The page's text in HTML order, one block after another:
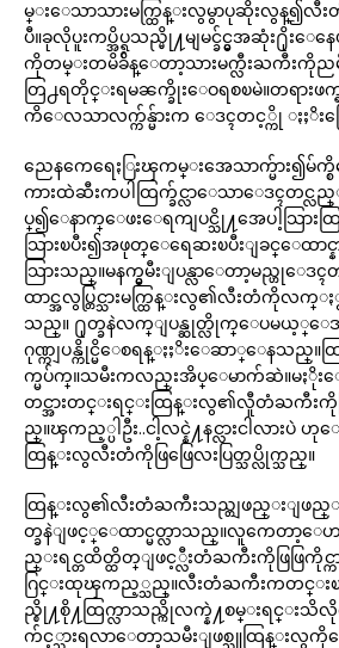
မ္းေသာသားမက္ထြန္းလွမွာပုဆိုးလွန္၍လီ
ပီ။ခုလိုပူးကပ္အိပ္ရသည္မို႔မျမင္ခ်င္မွအဆုံး႐ို
ကိုတမ္းတမိခ်ိန္ေတာ့သားမက္လီးႀကီးကိုည
တြ႕ရတိုင္းရမၼက္ခိုးေဝရစၿမဲ။တရား
ကိေလသာလက္က်န္မ်ားက ေဒၚတင့္ကို ႏႈိး
ညေနကေရေႏြးၾကမ္းအေသာက္မ်ား၍
ကားထဲဆီးကပါထြက္ခ်င္လာေသာေဒၚတင္လ
ပ္၍ေနာက္ေဖးေရကျပင္သို႔အေပါ့သြားထ
သြားၿပီး၍အဖုတ္ေရေဆးၿပီးျခင္ေထာင္နား
သြားသည္။မနက္မွမီးျပန္လာေတာ့မည္ဟုေ
ထာင္အလွပ္တြင္သားမက္ထြန္းလွ၏လီးတံကိုလက္
သည္။ ႐ုတ္ခနဲလက္ျပန္ဆုတ္လိုက္ေပမယ့္ေ
ဂုဏ္ကျပန္ကိုင္မိေစရန္ႏႈိးေဆာ္ေနသည္
က္မပ်က္။သမီးကလည္းအိပ္ေမာက်ဆဲ။မႏိုး
တင္အားတင္းရင္းထြန္းလွ၏လီူတံႀကီးကိုဖ
ည္။ၾကည့္ပါဦး..ငါ့လင္နဲ႔နင္လားငါလားပဲ
ထြန္းလွလီးတံကိုဖြဖြေလးပြတ္သပ္လိုက္သည္။
ထြန္းလွ၏လီးတံႀကီးသည္တျဖည္းျဖည္း
တ္ခနဲျဖင့္ေထာင္မတ္လာသည္။လူကေတာ့ေ
ည္းရင္တထိတ္ထိတ္ျဖင့္လီးတံႀကီးကိုဖြဖြကိုင္က
ဂြင္းထုၾကည့္သည္။လီးတံႀကီးကတင္းၿ
ည္စို႔စို႔ထြက္လာသည္ကိုလက္နဲ႔စမ္းရင္းသိလို
က်င့္သားရလာေတာ့သမီးျဖစ္သူထြန္းလွ